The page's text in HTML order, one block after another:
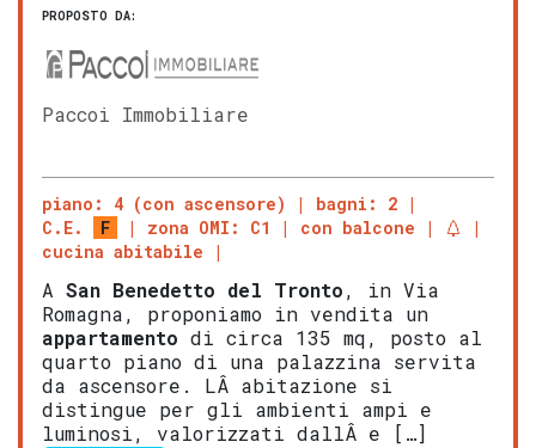
PROPOSTO DA:
Paccoi Immobiliare
piano: 4 (con ascensore)
bagni: 2
C.E.
F zona OMI: C1
con balcone
cucina abitabile
A San Benedetto del Tronto, in Via
Romagna, proponiamo in vendita un
appartamento di circa 135 mq, posto al
quarto piano di una palazzina servita
da ascensore. LÂ abitazione si
distingue per gli ambienti ampi e
luminosi, valorizzati dallÂ e […]